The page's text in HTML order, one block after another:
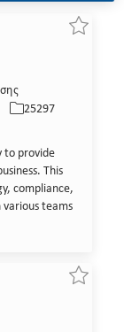
Κωδικός θέσης
25297
to provide
This
compliance,
teams